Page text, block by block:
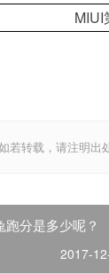
若转载，请注明
分是多少呢？
2017-